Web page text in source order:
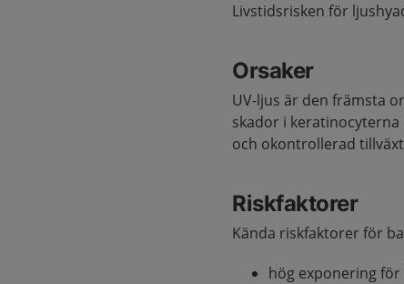
Livstidsrisken för
Orsaker
UV-ljus är den främsta
skador i
och okontrollerad
Riskfaktorer
Kända riskfaktorer för
hög exponering för